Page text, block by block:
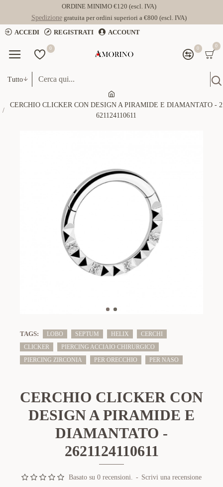
ORDINE MINIMO €120 (escl. IVA)
Spedizionegratuita per ordini superiori a €800 (escl. IVA)
ACCEDI
REGISTRATI ACCOUNT
0 0 0
Tutto
CERCHIO CLICKER CON DESIGN A PIRAMIDE E DIAMANTATO - 2
621124110611
TAGS: LOBO SEPTUM HELIX
CERCHI
CLICKER
PIERCING ACCIAIO CHIRURGICO
PIERCING ZIRCONIA
PER ORECCHIO PER NASO
CERCHIO CLICKER CON
DESIGN A PIRAMIDE E
DIAMANTATO -
2621124110611
Basato su 0 recensioni. - Scrivi una recensione